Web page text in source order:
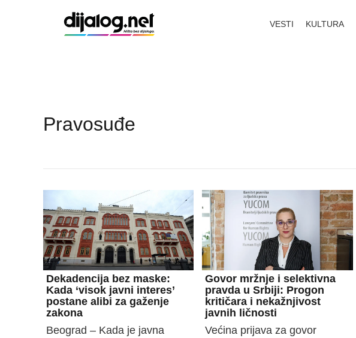
VESTI KULTURA
Pravosuđe
Dekadencija bez maske:
Kada ‘visok javni interes’
postane alibi za gaženje
zakona
Beograd – Kada je javna
Govor mržnje i selektivna
pravda u Srbiji: Progon
kritičara i nekažnjivost
javnih ličnosti
Većina prijava za govor